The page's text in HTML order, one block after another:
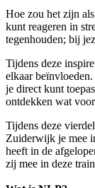
Hoe zou het zijn
kunt reageren in
tegenhouden; bij
Tijdens deze
elkaar
je direct kunt
ontdekken wat
Tijdens deze
Zuiderwijk je mee
heeft in de
zij mee in deze